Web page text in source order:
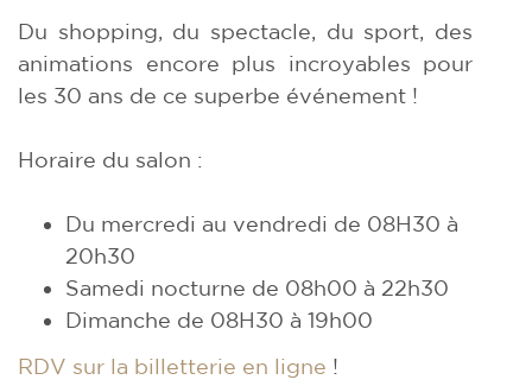
Du shopping, du spectacle, du sport, des
animations encore plus incroyables pour
les 30 ans de ce superbe événement !
Horaire du salon :
Du mercredi au vendredi de 08H30 à
20h30
Samedi nocturne de 08h00 à 22h30
Dimanche de 08H30 à 19h00
RDV sur la billetterie en ligne !